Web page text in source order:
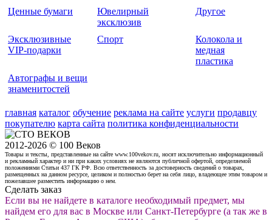
Ценные бумаги
Ювелирный
эксклюзив
Другое
Эксклюзивные
VIP-подарки
Спорт
Колокола и
медная
пластика
Автографы и вещи
знаменитостей
главная каталог обучение реклама на сайте услуги продавцу
покупателю карта сайта политика конфиденциальности
2012-2026 © 100 Веков
Товары и тексты, представленные на сайте www.100vekov.ru, носят исключительно информационный
и рекламный характер и ни при каких условиях не являются публичной офертой, определяемой
положениями Статьи 437 ГК РФ. Всю ответственность за достоверность сведений о товарах,
размещенных на данном ресурсе, целиком и полностью берет на себя лицо, владеющее этим товаром и
пожелавшее разместить информацию о нем.
Сделать заказ
Если вы не найдете в каталоге необходимый предмет, мы
найдем его для вас в Москве или Санкт-Петербурге (а так же в